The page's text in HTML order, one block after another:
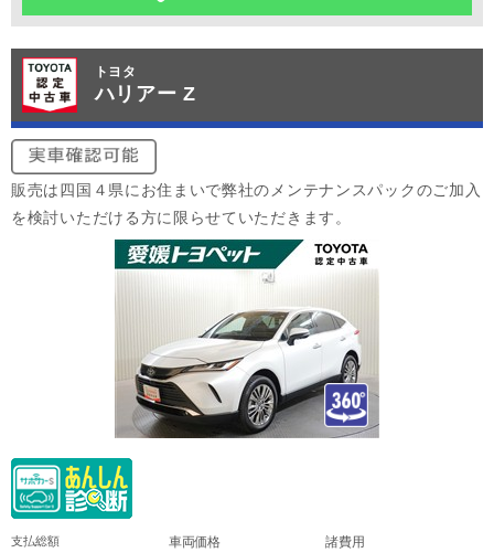
トヨタ
ハリアー Z
販売は四国４県にお住まいで弊社のメンテナンスパックのご加入
を検討いただける方に限らせていただきます。
支払総額 車両価格 諸費用